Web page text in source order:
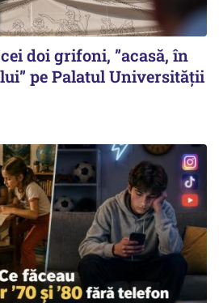
doi grifoni, ”acasă, în
pe Palatul Universității